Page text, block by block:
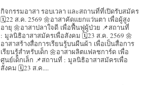
กิจกรรมอาสา รอบเวลา และสถานที่ที่เปิดรับสมัคร
🗓️22 ส.ค. 2569 🌼อาสาคัดแยกแว่นตา เพื่อผู้สูง
อายุ 🌼อาสาปลาใจดี เพื่อฟื้นฟูผู้ป่วย 📌สถานที่
: มูลนิธิอาสาสมัครเพื่อสังคม 🗓️23 ส.ค. 2569 🌼
อาสาสร้างสื่อการเรียนรู้บนผืนผ้า เพื่อเป็นสื่อการ
เรียนรู้สำหรับเด็ก 🌼อาสาผลิตแฟลชการ์ด เพื่อ
ศูนย์เด็กเล็ก 📌สถานที่ : มูลนิธิอาสาสมัครเพื่อ
สังคม 🗓️23 ส.ค....